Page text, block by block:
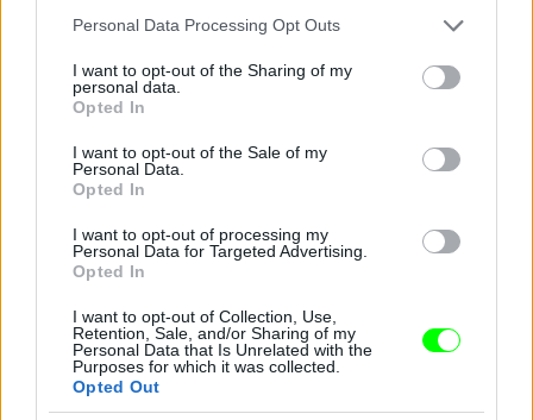
Please note that this website/app uses one or more Google
not limited to your visit or usage behaviour. You may click to
grant or deny consent to Google and its third-party tags to
use your data for below specified purposes in below Google
consent section.
Personal Data Processing Opt Outs
I want to opt-out of the Sharing of my
personal data.
Opted In
I want to opt-out of the Sale of my
Personal Data.
Opted In
I want to opt-out of processing my
Personal Data for Targeted Advertising.
Opted In
I want to opt-out of Collection, Use,
Retention, Sale, and/or Sharing of my
Personal Data that Is Unrelated with the
Purposes for which it was collected.
Opted Out
Zárt nyak - Cameron Diaz
Fotó: Nancy Kaszerman / Northfoto